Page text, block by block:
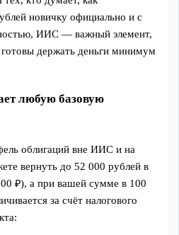
новичку официально и с
ИИС — важный элемент,
держать деньги минимум
любую базовую
облигаций вне ИИС и на
вернуть до 52 000 рублей в
₽), а при вашей сумме в 100
за счёт налогового